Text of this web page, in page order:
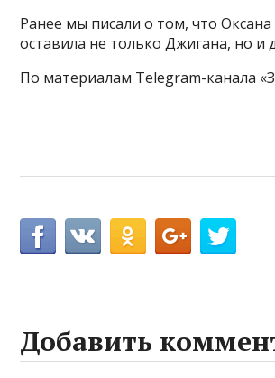
Ранее мы писали о том, что
оставила не только Джигана, но и
По материалам Telegram-канала
Добавить